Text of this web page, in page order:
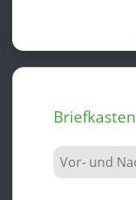
Briefkasten